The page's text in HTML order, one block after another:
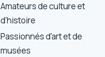
Amateurs de culture et
d’histoire
Passionnés d’art et de
musées